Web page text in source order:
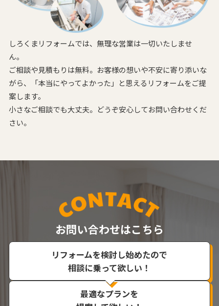
しろくまリフォームでは、無理な営業は一切いたしませ
ん。
ご相談や見積もりは無料。お客様の想いや不安に寄り添いな
がら、
「本当にやってよかった」と思えるリフォームをご提
案します。
小さなご相談でも大丈夫。どうぞ安心してお問い合わせくだ
さい。
お問い合わせはこちら
リフォームを検討し始めたので
相談に乗って欲しい！
最適なプランを